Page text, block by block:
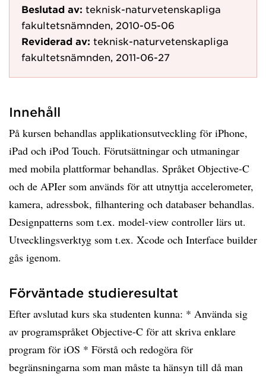
Beslutad av: teknisk-naturvetenskapliga
fakultetsnämnden, 2010-05-06
Reviderad av: teknisk-naturvetenskapliga
fakultetsnämnden, 2011-06-27
Innehåll
På kursen behandlas applikationsutveckling för iPhone,
iPad och iPod Touch. Förutsättningar och utmaningar
med mobila plattformar behandlas. Språket Objective-C
och de APIer som används för att utnyttja accelerometer,
kamera, adressbok, filhantering och databaser behandlas.
Designpatterns som t.ex. model-view controller lärs ut.
Utvecklingsverktyg som t.ex. Xcode och Interface builder
gås igenom.
Förväntade studieresultat
Efter avslutad kurs ska studenten kunna: * Använda sig
av programspråket Objective-C för att skriva enklare
program för iOS * Förstå och redogöra för
begränsningarna som man måste ta hänsyn till då man